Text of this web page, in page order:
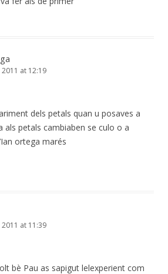
at 12:19
dels petals quan u posaves a
als petals cambiaben se culo o a
ortega marés
at 11:39
bè Pau as sapigut lelexperient com